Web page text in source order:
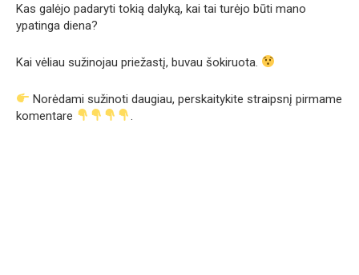
Kas galėjo padaryti tokią dalyką, kai tai turėjo būti mano
ypatinga diena?
Kai vėliau sužinojau priežastį, buvau šokiruota.
Norėdami sužinoti daugiau, perskaitykite straipsnį pirmame
komentare
.